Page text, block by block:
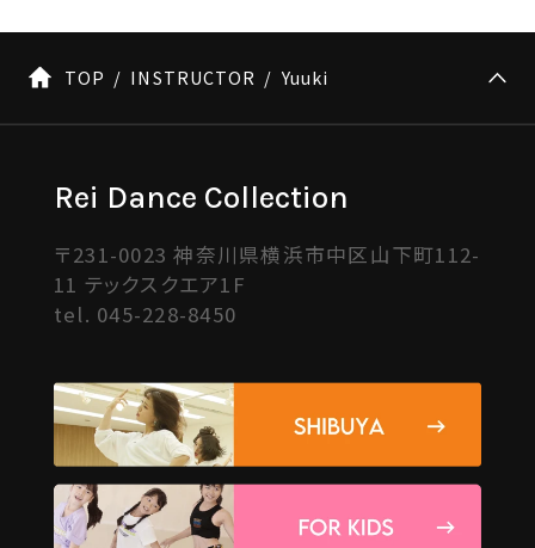
TOP INSTRUCTOR Yuuki
Rei Dance Collection
〒231-0023 神奈川県横浜市中区山下町112-
11 テックスクエア1F
tel. 045-228-8450